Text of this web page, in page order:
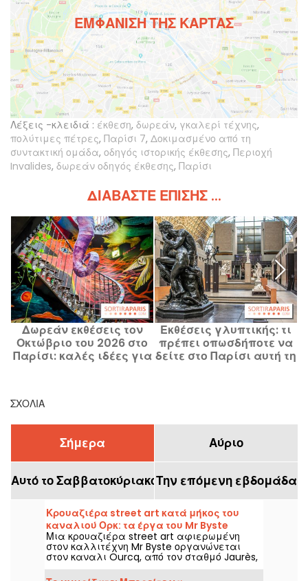
ΕΜΦΆΝΙΣΗ ΤΗΣ ΚΆΡΤΑΣ
Λέξεις -κλειδιά : έκθεση, δωρεάν, γκαλερί τέχνης,
πολύτιμες πέτρες, Παρίσι 7, Δοκιμασμένο από τη
συντακτική ομάδα, οδηγός ιστορικής έκθεσης, Περιοχή
Invalides, δωρεάν οδηγός έκθεσης, Παρίσι
ΔΙΑΒΆΣΤΕ ΕΠΊΣΗΣ ...
Δωρεάν εκθέσεις τον
Οκτώβριο του 2026 στο
Παρίσι: καλές ιδέες για
Εκθέσεις γλυπτικής: τι
πρέπει οπωσδήποτε να
δείτε στο Παρίσι αυτή τη
ΣΧΌΛΙΑ
Σήμερα Αύριο
Αυτό το ΣαββατοκύριακοΤην επόμενη εβδομάδα
Κρουαζιέρα street art κατά μήκος του
καναλιού Ορκ: τα έργα του Mr Byste
εκτίθενται στον ρυθμό του νερού
Μια κρουαζιέρα street art αφιερωμένη
στον καλλιτέχνη Mr Byste οργανώνεται
στον καναλι Ourcq, από τον σταθμό Jaurès,
στο πλαίσιο του Καλοκαιριού του Καναλιού,
το Σάββατο 8 Αυγούστου 2026. Στο